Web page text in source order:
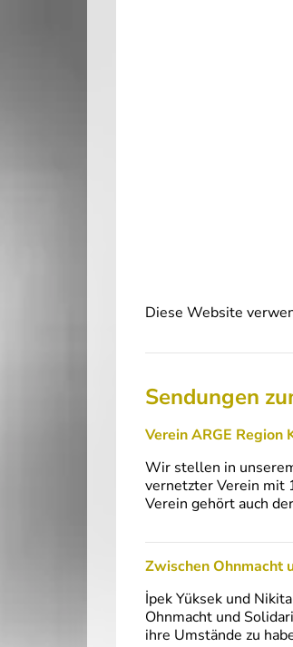
Diese Website
Sendungen
Verein ARGE Region
Wir stellen in
vernetzter Verein mit
Verein gehört auch
Zwischen Ohnmacht
İpek Yüksek und
Ohnmacht und
ihre Umstände zu